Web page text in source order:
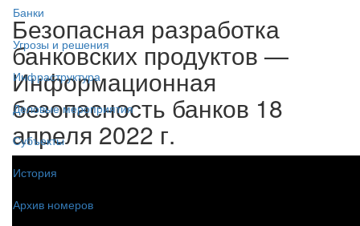
Банки
Угрозы и решения
Инфраструктура
Деловые мероприятия
Субъекты
История
Архив номеров
Безопасная разработка
банковских продуктов —
Информационная
безопасность банков 18
апреля 2022 г.